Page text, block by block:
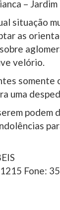
–
situação
as
velório.
somente
uma
podem
1215 Fone: